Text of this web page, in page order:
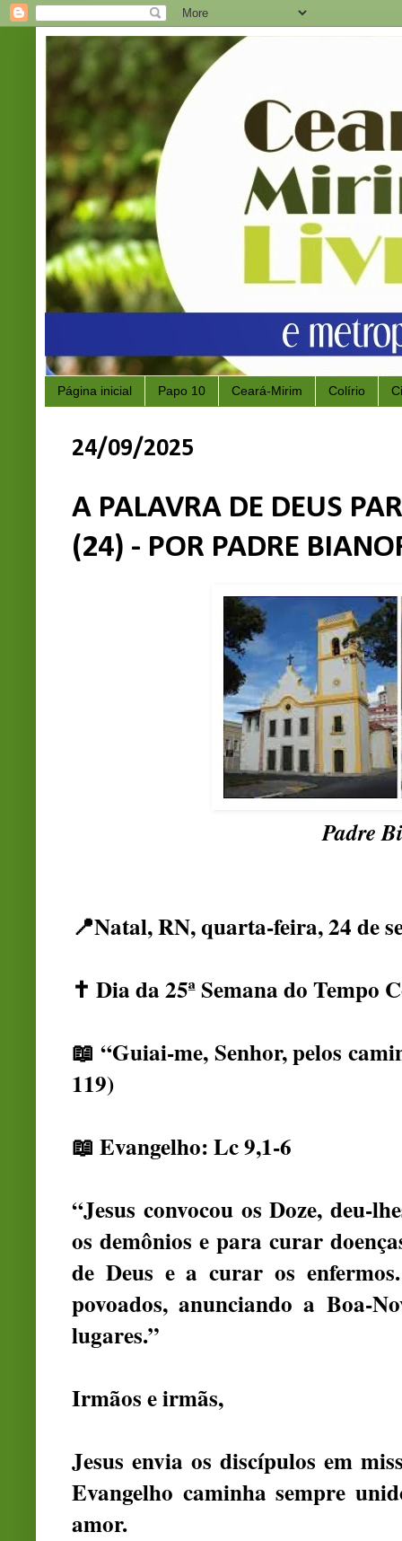
Página inicial Papo 10 Ceará-Mirim Colírio
24/09/2025
A PALAVRA DE DEUS
(24) - POR PADRE
Padre
📍Natal, RN, quarta-feira, 24 de
✝️ Dia da 25ª Semana do Tempo
📖 “Guiai-me, Senhor, pelos
119)
📖 Evangelho: Lc 9,1-6
“Jesus convocou os Doze, deu-
os demônios e para curar
de Deus e a curar os
povoados, anunciando a Boa-
lugares.”
Irmãos e irmãs,
Jesus envia os discípulos em
Evangelho caminha sempre
amor.